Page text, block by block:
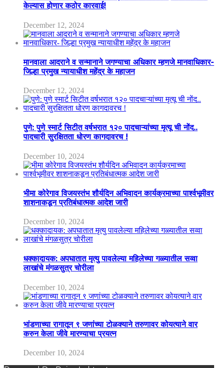
केल्यास होणार कठोर कारवाई!
December 12, 2024
मानवाला आदराने व सन्मानाने जगण्याचा अधिकार म्हणजे मानवाधिकार-
जिल्हा प्रमुख न्यायाधीश महेंद्र के महाजन
December 12, 2024
पुणे: पुणे स्मार्ट सिटीत वर्षभरात १२० पादचाऱ्यांच्या मृत्यू ची नोंद..
पादचारी सुरक्षितता धोरण कागदावरच !
December 10, 2024
भीमा कोरेगाव विजयस्तंभ शौर्यदिन अभिवादन कार्यक्रमाच्या पार्श्वभूमीवर
शाशनाकडून प्रतिबंधात्मक आदेश जारी
December 10, 2024
धक्कादायक: अपघातात मृत्यु पावलेल्या महिलेच्या गळ्यातील सव्वा
लाखांचे मंगळसुत्र चोरीला
December 10, 2024
भांडणाच्या रागातून ९ जणांच्या टोळक्याने तरुणावर कोयत्याने वार
करुन केला जीवे मारण्याचा प्रयत्न
December 10, 2024